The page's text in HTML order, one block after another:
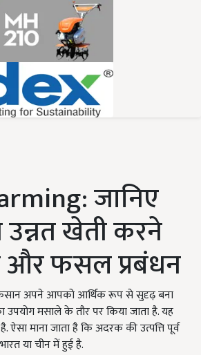
जानिए
खेती करने
और फसल प्रबंधन
अपने आपको आर्थिक रूप से सुदृढ़ बना
मसाले के तौर पर किया जाता है. यह
माना जाता है कि अदरक की उत्पत्ति पूर्व
या चीन में हुई है.